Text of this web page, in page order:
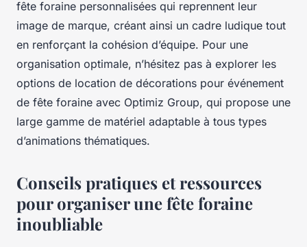
fête foraine personnalisées qui reprennent leur
image de marque, créant ainsi un cadre ludique tout
en renforçant la cohésion d’équipe. Pour une
organisation optimale, n’hésitez pas à explorer les
options de location de décorations pour événement
de fête foraine avec Optimiz Group, qui propose une
large gamme de matériel adaptable à tous types
d’animations thématiques.
Conseils pratiques et ressources
pour organiser une fête foraine
inoubliable